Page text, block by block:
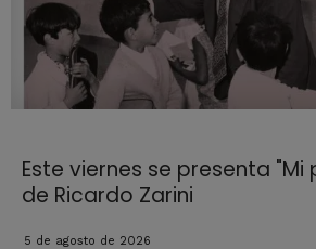
Este viernes se presenta "Mi
de Ricardo Zarini
5 de agosto de 2026